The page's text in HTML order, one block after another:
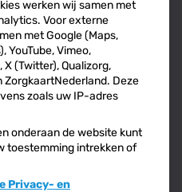
doen!
voor een gezonde mond
Wees op je
in 2025? Check of die
werken wij samen met
Voor externe
met Google (Maps,
YouTube, Vimeo,
(Twitter), Qualizorg,
Deze
zoals uw IP-adres
onderaan de website kunt
toestemming intrekken of
Privacy- en